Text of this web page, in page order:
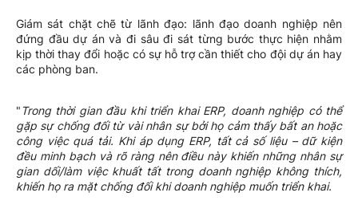
Giám sát chặt chẽ từ lãnh đạo: lãnh đạo doanh nghiệp nên
đứng đầu dự án và đi sâu đi sát từng bước thực hiện nhằm
kịp thời thay đổi hoặc có sự hỗ trợ cần thiết cho đội dự án hay
các phòng ban.
" Trong thời gian đầu khi triển khai ERP, doanh nghiệp có thể
gặp sự chống đối từ vài nhân sự bởi họ cảm thấy bất an hoặc
công việc quá tải. Khi áp dụng ERP, tất cả số liệu – dữ kiện
đều minh bạch và rõ ràng nên điều này khiến những nhân sự
gian dối/làm việc khuất tất trong doanh nghiệp không thích,
khiến họ ra mặt chống đối khi doanh nghiệp muốn triển khai.